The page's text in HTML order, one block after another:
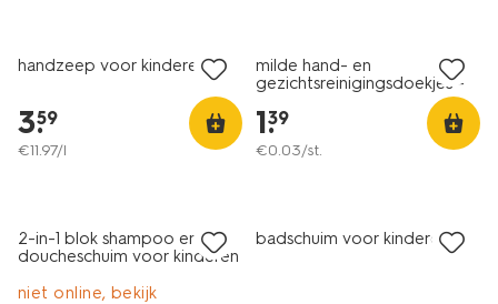
handzeep voor kinderen
3.
59
€11.97/l
milde hand- en
gezichtsreinigingsdoekjes -
1.
39
€0.03/st.
vegan
2-in-1 blok shampoo en
doucheschuim voor kinderen
niet online, bekijk
vegan
badschuim voor kinderen